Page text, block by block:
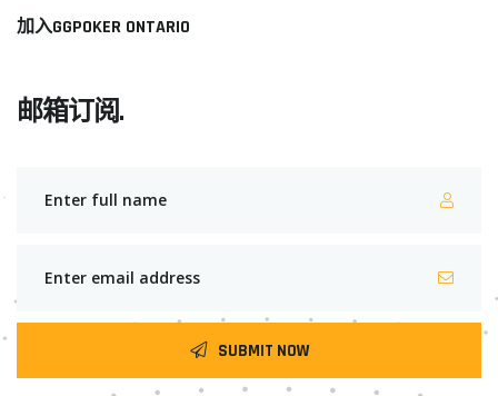
加入GGPOKER ONTARIO
邮箱订阅.
SUBMIT NOW